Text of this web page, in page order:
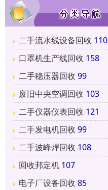
二手流水线设备回收 110
口罩机生产线回收 158
二手稳压器回收 99
废旧中央空调回收 103
二手仪器仪表回收 121
二手发电机回收 99
二手波峰焊回收 108
回收邦定机 107
电子厂设备回收 85